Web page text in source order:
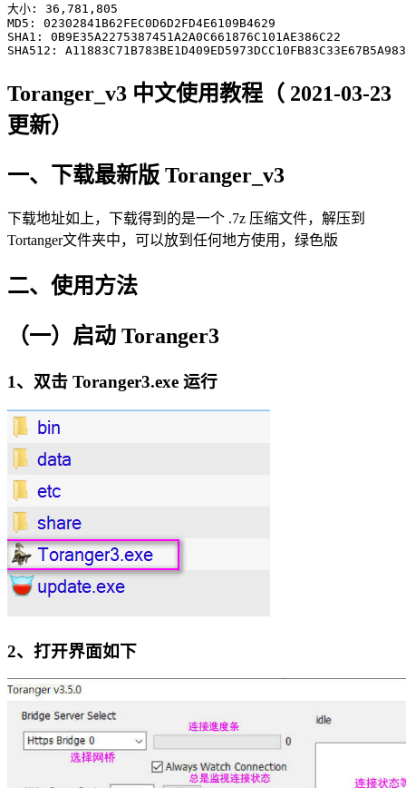
大小: 36,781,805
MD5: 02302841B62FEC0D6D2FD4E6109B4629
SHA1: 0B9E35A2275387451A2A0C661876C101AE386C22
Toranger_v3 中文使用教程（ 2021-03-23
更新）
一、下载最新版 Toranger_v3
下载地址如上，下载得到的是一个 .7z 压缩文件，解压到
Tortanger文件夹中，可以放到任何地方使用，绿色版
二、使用方法
（一）启动 Toranger3
1、双击 Toranger3.exe 运行
2、打开界面如下